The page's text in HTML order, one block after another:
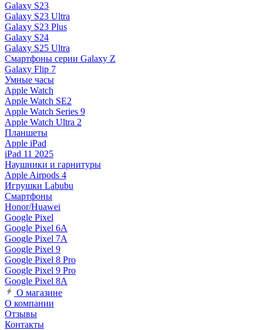
Galaxy S23
Galaxy S23 Ultra
Galaxy S23 Plus
Galaxy S24
Galaxy S25 Ultra
Смартфоны серии Galaxy Z
Galaxy Flip 7
Умные часы
Apple Watch
Apple Watch SE2
Apple Watch Series 9
Apple Watch Ultra 2
Планшеты
Apple iPad
iPad 11 2025
Наушники и гарнитуры
Apple Airpods 4
Игрушки Labubu
Смартфоны
Honor/Huawei
Google Pixel
Google Pixel 6A
Google Pixel 7А
Google Pixel 9
Google Pixel 8 Pro
Google Pixel 9 Pro
Google Pixel 8A
О магазине
О компании
Отзывы
Контакты